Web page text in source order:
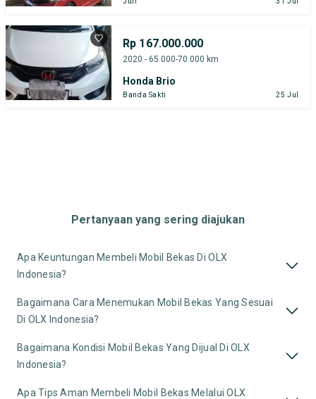
Rp 167.000.000
2020 - 65.000-70.000 km
Honda Brio
Banda Sakti 25 Jul
Pertanyaan yang sering diajukan
Apa Keuntungan Membeli Mobil Bekas Di OLX
Indonesia?
Bagaimana Cara Menemukan Mobil Bekas Yang Sesuai
Di OLX Indonesia?
Bagaimana Kondisi Mobil Bekas Yang Dijual Di OLX
Indonesia?
Apa Tips Aman Membeli Mobil Bekas Melalui OLX